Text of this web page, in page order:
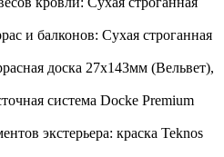
и балконов: Сухая строганная
доска 27х143мм (Вельвет),
система Docke Premium
экстерьера: краска Teknos